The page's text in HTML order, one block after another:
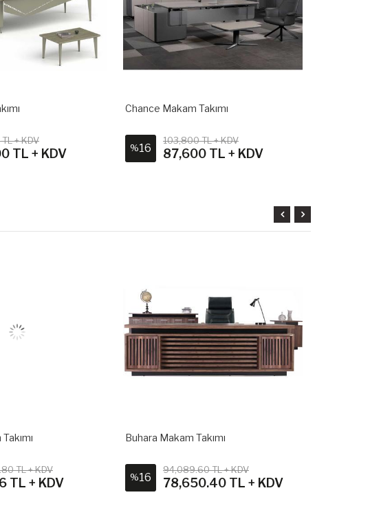
+ KDV
TL + KDV
Chance Makam Takımı
%16
103,800 TL + KDV
87,600 TL + KDV
TL + KDV
TL + KDV
Buhara Makam Takımı
%16
94,089.60 TL + KDV
78,650.40 TL + KDV